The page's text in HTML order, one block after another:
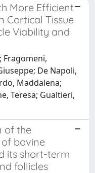
More Efficient
Cortical Tissue
Viability and
Fragomeni,
De Napoli,
Maddalena;
Teresa; Gualtieri,
of the
bovine
its short-term
follicles